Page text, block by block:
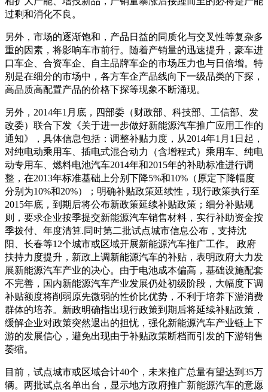
过剩和消化不良。
另外，市场的逐渐饱和，产品日益的同质化与交叉性等复杂多
重的因素，将影响车市前行。随着产销量的迅速提升，豪车进
口车企、合资车企、自主品牌车企的市场压力也与日倍增。特
别是在细分的市场中，各方车企产品线向下一级品类的下探，
高品质高配置产品的价格下探等现象不断涌现。
另外，2014年1月底，四部委（财政部、科技部、工信部、发
改委）联合下发《关于进一步做好新能源汽车推广应用工作的
通知》，具体信息包括：调整补贴力度，从2014年1月1日起，
对纯电动乘用车、插电式混合动力（含增程式）乘用车、纯电
动专用车、燃料电池汽车2014年和2015年的补助标准进行调
整，在2013年标准基础上分别下降5%和10%（原定下降幅度
分别为10%和20%）；明确补贴政策延续性，现行政策执行至
2015年底，到期后将公布新政策延续补贴政策；细分补贴规
则，要求企业按季提交新能源汽车销售材料，实行补助资金按
季拨付、年度清算.同时第二批试点城市信息公布，支持沈
阳、长春等12个城市或区域开展新能源汽车推广工作。 政府
扶持力度提升，新政上调新能源汽车的补贴，表明政府大力发
展新能源汽车产业的决心。由于电池成本偏高，基础设施配套
不完善，国内新能源汽车产业发展仍处初级阶段，大幅度下调
补贴额度将削弱原先微弱的性价比优势，不利于培养下游消费
群体的培养。新政明确指出现行政策到期后将延续补贴政策，
缓解企业对政策突然退出的担忧，强化新能源汽车产业链上下
游的发展信心，避免出现由于补贴政策断档而引发的下游销售
萎缩。
目前，试点城市或区域合计40个，未来推广总量有望达到35万
辆。两批试点名单出台，显示地方政府推广新能源汽车的意愿